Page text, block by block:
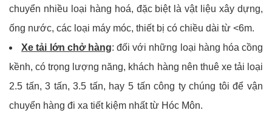
chuyển nhiều loại hàng hoá, đặc biệt là vật liệu xây dựng,
ống nước, các loại máy móc, thiết bị có chiều dài từ <6m.
Xe tải lớn chở hàng: đối với những loại hàng hóa cồng
kềnh, có trọng lượng năng, khách hàng nên thuê xe tải loại
2.5 tấn, 3 tấn, 3.5 tấn, hay 5 tấn công ty chúng tôi để vận
chuyển hàng đi xa tiết kiệm nhất từ Hóc Môn.